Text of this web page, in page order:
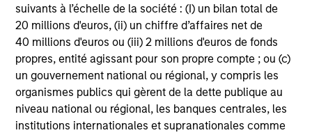
suivants à l’échelle de la société : (I) un bilan total de
20 millions d'euros, (ii) un chiffre d’affaires net de
40 millions d'euros ou (iii) 2 millions d'euros de fonds
propres, entité agissant pour son propre compte ; ou (c)
un gouvernement national ou régional, y compris les
organismes publics qui gèrent de la dette publique au
niveau national ou régional, les banques centrales, les
institutions internationales et supranationales comme
Performances calendaires